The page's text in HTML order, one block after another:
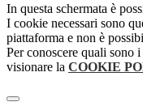
In questa schermata è
I cookie necessari sono
piattaforma e non è
Per conoscere quali sono
visionare la COOKIE